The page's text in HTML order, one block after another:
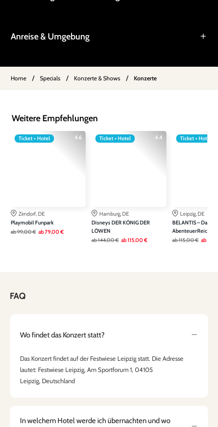
Anreise & Umgebung
Home / Specials / Konzerte & Shows / Konzerte
Weitere Empfehlungen
4.6
Ticket + Hotel
Zirndorf, DE
Playmobil Funpark
ab99,00 € ab79,00 €
4.4
Ticket + Hotel
Hamburg, DE
Disneys DER KÖNIG DER
LÖWEN
ab144,00 € ab115,00 €
Ticket + Hotel
Leipzig, DE
BELANTIS – Das
AbenteuerReich
ab115,00 € ab
FAQ
Wo findet das Konzert statt?
Das Konzert findet auf der Festwiese Leipzig statt. Die Adresse
lautet: Festwiese Leipzig, Am Sportforum 1, 04105
Leipzig, Deutschland
In welchem Hotel werde ich übernachten und wo